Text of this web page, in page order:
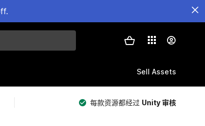
Sell Assets
每款资源都经过 Unity 审核